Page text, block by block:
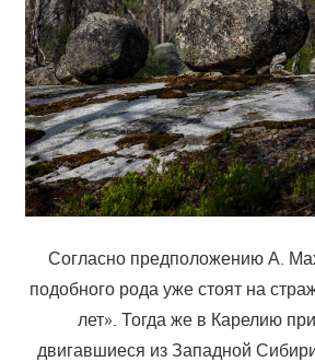
Согласно предположению А.
подобного рода уже стоят на
лет». Тогда же в Карелию
двигавшиеся из Западной